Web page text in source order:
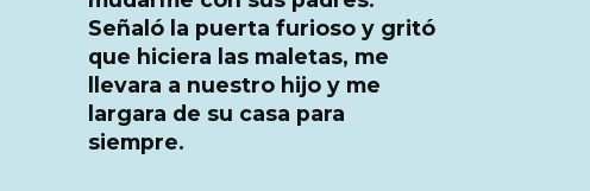
Señaló la puerta furioso y gritó
que hiciera las maletas, me
llevara a nuestro hijo y me
largara de su casa para
siempre.